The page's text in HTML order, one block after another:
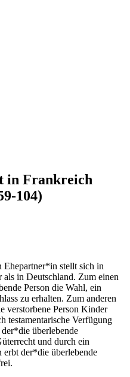
in Frankreich
104)
Ehepartner*in stellt sich in
als in Deutschland. Zum einen
Person die Wahl, ein
zu erhalten. Zum anderen
verstorbene Person Kinder
testamentarische Verfügung
überlebende
und durch ein
der*die überlebende